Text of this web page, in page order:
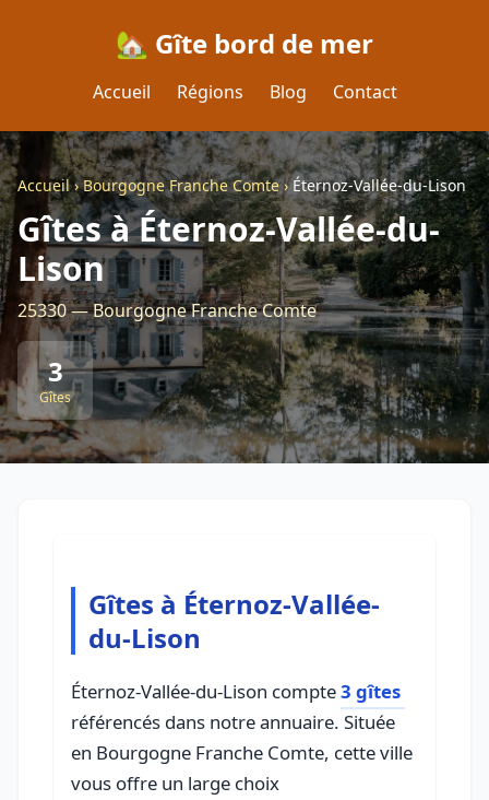
🏡 Gîte bord de mer
Accueil Régions Blog Contact
Accueil›Bourgogne Franche Comte›Éternoz-Vallée-du-Lison
Gîtes à Éternoz-Vallée-du-
Lison
25330 — Bourgogne Franche Comte
3
Gîtes
Gîtes à Éternoz-Vallée-
du-Lison
Éternoz-Vallée-du-Lison compte3 gîtes
référencés dans notre annuaire. Située
en Bourgogne Franche Comte, cette ville
vous offre un large choix